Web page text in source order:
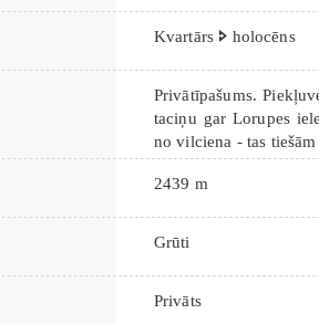
Kvartārs 🢖 holocēns
Privātīpašums.
taciņu gar Lorupes
no vilciena - tas
2439 m
Grūti
Privāts